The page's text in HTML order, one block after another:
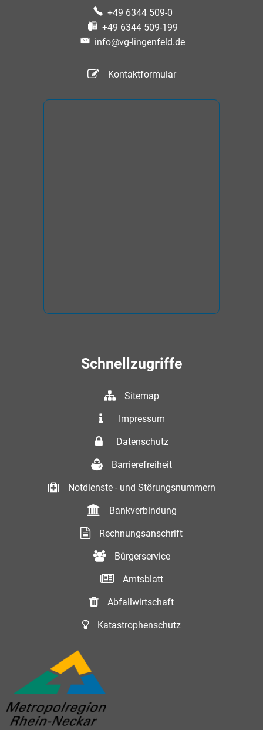
+49 6344 509-0
+49 6344 509-199
info@vg-lingenfeld.de
Kontaktformular
Schnellzugriffe
Sitemap
Impressum
Datenschutz
Barrierefreiheit
Notdienste - und Störungsnummern
Bankverbindung
Rechnungsanschrift
Bürgerservice
Amtsblatt
Abfallwirtschaft
Katastrophenschutz